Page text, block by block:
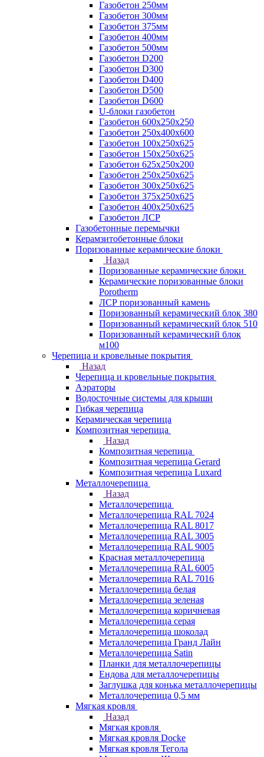
Газобетон 250мм
Газобетон 300мм
Газобетон 375мм
Газобетон 400мм
Газобетон 500мм
Газобетон D200
Газобетон D300
Газобетон D400
Газобетон D500
Газобетон D600
U-блоки газобетон
Газобетон 600x250x250
Газобетон 250x400x600
Газобетон 100х250х625
Газобетон 150х250х625
Газобетон 625х250х200
Газобетон 250х250х625
Газобетон 300х250х625
Газобетон 375х250х625
Газобетон 400х250х625
Газобетон ЛСР
Газобетонные перемычки
Керамзитобетонные блоки
Поризованные керамические блоки
Назад
Поризованные керамические блоки
Керамические поризованные блоки
Porotherm
ЛСР поризованный камень
Поризованный керамический блок 380
Поризованный керамический блок 510
Поризованный керамический блок
м100
Черепица и кровельные покрытия
Назад
Черепица и кровельные покрытия
Аэраторы
Водосточные системы для крыши
Гибкая черепица
Керамическая черепица
Композитная черепица
Назад
Композитная черепица
Композитная черепица Gerard
Композитная черепица Luxard
Металлочерепица
Назад
Металлочерепица
Металлочерепица RAL 7024
Металлочерепица RAL 8017
Металлочерепица RAL 3005
Металлочерепица RAL 9005
Красная металлочерепица
Металлочерепица RAL 6005
Металлочерепица RAL 7016
Металлочерепица белая
Металлочерепица зеленая
Металлочерепица коричневая
Металлочерепица серая
Металлочерепица шоколад
Металлочерепица Гранд Лайн
Металлочерепица Satin
Планки для металлочерепицы
Ендова для металлочерепицы
Заглушка для конька металлочерепицы
Металлочерепица 0,5 мм
Мягкая кровля
Назад
Мягкая кровля
Мягкая кровля Docke
Мягкая кровля Тегола